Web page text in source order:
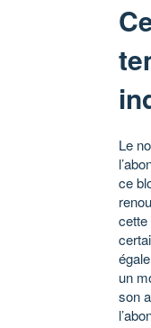
Le
ce
cette
un
son